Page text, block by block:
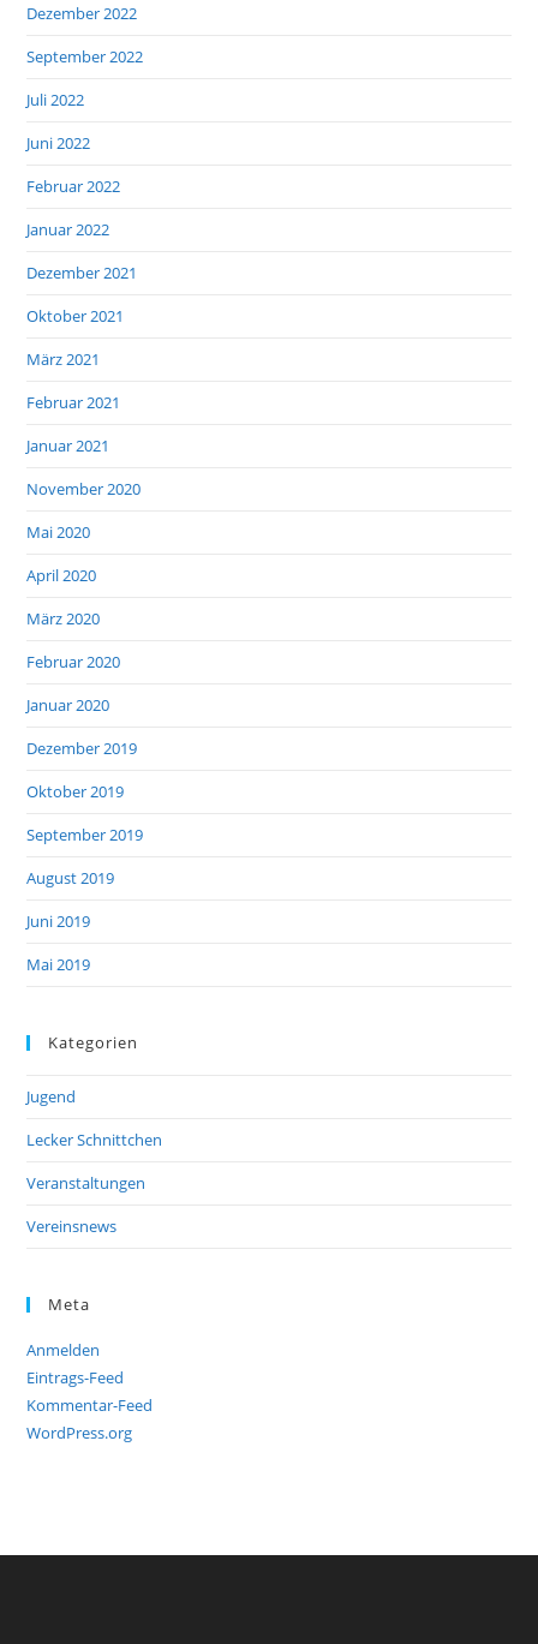
Dezember 2022
September 2022
Juli 2022
Juni 2022
Februar 2022
Januar 2022
Dezember 2021
Oktober 2021
März 2021
Februar 2021
Januar 2021
November 2020
Mai 2020
April 2020
März 2020
Februar 2020
Januar 2020
Dezember 2019
Oktober 2019
September 2019
August 2019
Juni 2019
Mai 2019
Kategorien
Jugend
Lecker Schnittchen
Veranstaltungen
Vereinsnews
Meta
Anmelden
Eintrags-Feed
Kommentar-Feed
WordPress.org